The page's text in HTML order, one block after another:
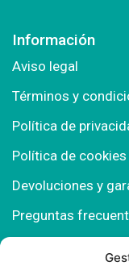
Información
Aviso legal
Términos y
Política de
Política de cookies
Devoluciones y
Preguntas